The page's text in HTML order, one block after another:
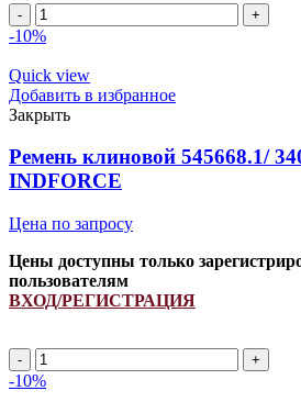
A
2090Li/
ремень
клиновой
INDFORCE
Strongest
quantity
-10%
Quick view
Добавить в избранное
Закрыть
Ремень клиновой 545668.1/
INDFORCE
Цена по запросу
Цены доступны только
пользователям
ВХОД/РЕГИСТРАЦИЯ
Ремень
клиновой
-10%